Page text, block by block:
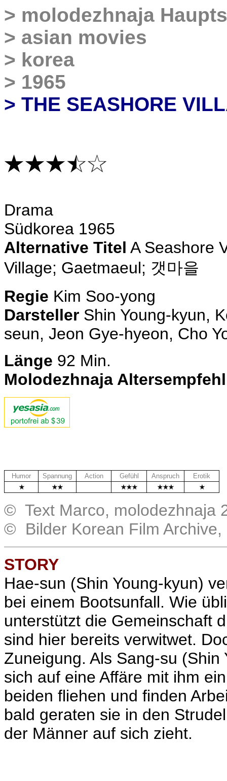
> molodezhnaja
> asian movies
> korea
> 1965
> THE SEASHORE
Drama
Südkorea 1965
Alternative Titel A Seashore
Village; Gaetmaeul; 갯마을
Regie Kim Soo-yong
Darsteller Shin Young-kyun,
seun, Jeon Gye-hyeon, Cho
Länge 92 Min.
Molodezhnaja
Humor Spannung Action Gefühl Anspruch
Erotik
© Text Marco, molodezhnaja
© Bilder Korean Film
STORY
Hae-sun (Shin Young-kyun)
bei einem Bootsunfall. Wie
unterstützt die Gemeinschaft
sind hier bereits verwitwet.
Zuneigung. Als Sang-su (Shin
sich auf eine Affäre mit ihm
beiden fliehen und finden
bald geraten sie in den
der Männer auf sich zieht.